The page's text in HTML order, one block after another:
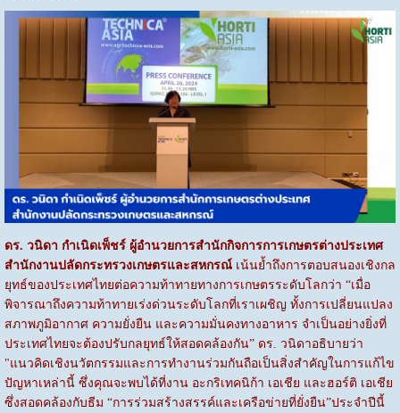
ดร. วนิดา กำเนิดเพ็ชร์ ผู้อำนวยการสำนักกิจการการเกษตรต่างประเทศ
สำนักงานปลัดกระทรวงเกษตรและสหกรณ์เน้นย้ำถึงการตอบสนองเชิงกล
ยุทธ์ของประเทศไทยต่อความท้าทายทางการเกษตรระดับโลกว่า “เมื่อ
พิจารณาถึงความท้าทายเร่งด่วนระดับโลกที่เราเผชิญ ทั้งการเปลี่ยนแปลง
สภาพภูมิอากาศ ความยั่งยืน และความมั่นคงทางอาหาร จำเป็นอย่างยิ่งที่
ประเทศไทยจะต้องปรับกลยุทธ์ให้สอดคล้องกัน” ดร. วนิดาอธิบายว่า
"แนวคิดเชิงนวัตกรรมและการทำงานร่วมกันถือเป็นสิ่งสำคัญในการแก้ไข
ปัญหาเหล่านี้ ซึ่งคุณจะพบได้ที่งาน อะกริเทคนิก้า เอเชีย และฮอร์ติ เอเชีย
ซึ่งสอดคล้องกับธีม “การร่วมสร้างสรรค์และเครือข่ายที่ยั่งยืน”ประจำปีนี้